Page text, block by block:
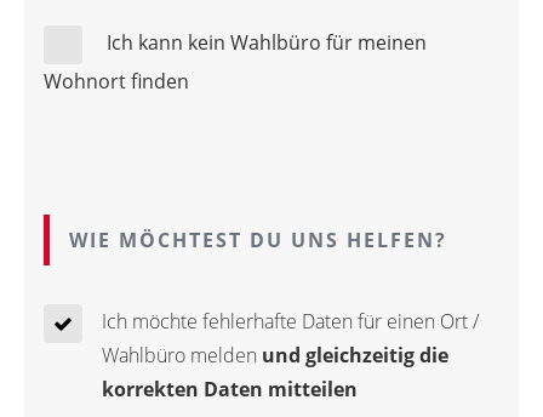
Ich kann kein Wahlbüro für meinen
Wohnort finden
WIE MÖCHTEST DU UNS HELFEN?
Ich möchte fehlerhafte Daten für einen Ort /
Wahlbüro melden und gleichzeitig die
korrekten Daten mitteilen